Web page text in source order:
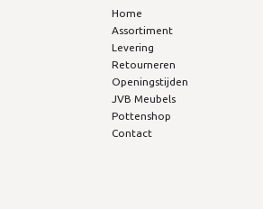
Home
Assortiment
Levering
Retourneren
Openingstijden
JVB Meubels
Pottenshop
Contact